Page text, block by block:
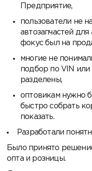
Предприятие,
пользователи не
автозапчастей
фокус был на
многие не
подбор по VIN
разделены,
оптовикам нужно
быстро собрать
показать.
Разработали
Было принято
опта и розницы.